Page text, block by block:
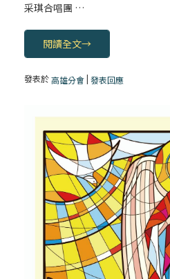
采琪合唱團 …
閱讀全文→
發表於高雄分會|發表回應